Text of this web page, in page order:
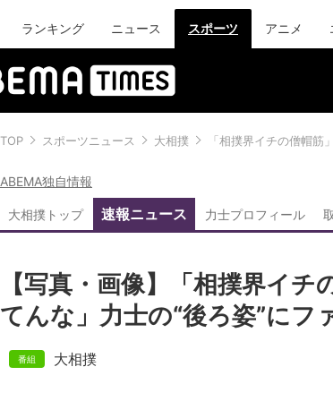
ランキング ニュース スポーツ アニメ
TOP スポーツニュース 大相撲 「相撲界イチの僧帽筋
ABEMA独自情報
大相撲トップ 速報ニュース 力士プロフィール
【写真・画像】「相撲界イ
てんな」力士の“後ろ姿”にフ
大相撲